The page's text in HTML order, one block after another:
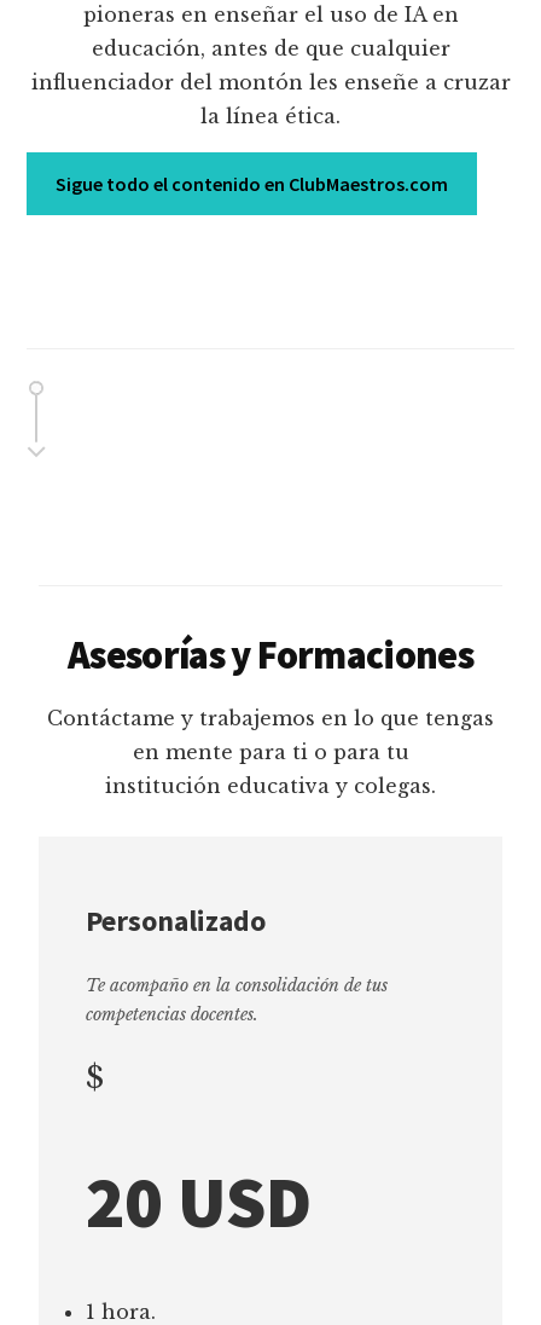
pioneras en enseñar el uso de IA en
educación, antes de que cualquier
influenciador del montón les enseñe a cruzar
la línea ética.
Sigue todo el contenido en ClubMaestros.com
Asesorías y Formaciones
Contáctame y trabajemos en lo que tengas
en mente para ti o para tu
institución educativa y colegas.
Personalizado
Te acompaño en la consolidación de tus
competencias docentes.
$
20 USD
1 hora.